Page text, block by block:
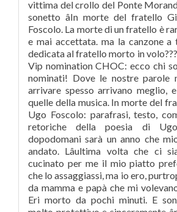
vittima del crollo del Ponte Morandi
sonetto âIn morte del fratello
Foscolo. La morte di un fratello è
e mai accettata. ma la canzone
dedicata al fratello morto in
Vip nomination CHOC: ecco chi
nominati! Dove le nostre parole
arrivare spesso arrivano meglio,
quelle della musica. In morte del
Ugo Foscolo: parafrasi, testo,
retoriche della poesia di
dopodomani sarà un anno che mio
andato. Lâultima volta che ci
cucinato per me il mio piatto
che lo assaggiassi, ma io ero,
da mamma e papà che mi
Eri morto da pochi minuti. E